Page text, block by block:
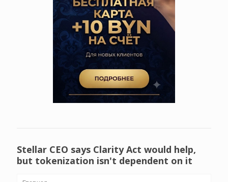
Stellar CEO says Clarity Act would help,
but tokenization isn't dependent on it